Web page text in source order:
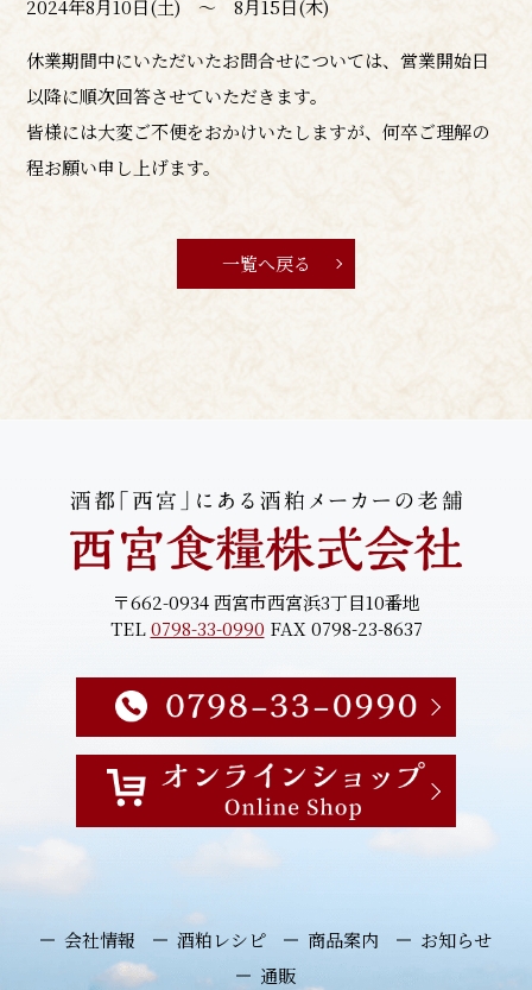
2024年8月10日(土) ～ 8月15日(木)
休業期間中にいただいたお問合せについては、営業開始日
以降に順次回答させていただきます。
皆様には大変ご不便をおかけいたしますが、何卒ご理解の
程お願い申し上げます。
一覧へ戻る
〒662-0934 西宮市西宮浜3丁目10番地
TEL0798-33-0990 FAX 0798-23-8637
会社情報 酒粕レシピ 商品案内
お知らせ
通販